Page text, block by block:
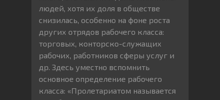
людей, хотя их доля в обществе
снизилась, особенно на фоне роста
других отрядов рабочего класса:
торговых, конторско-служащих
рабочих, работников сферы услуг и
др. Здесь уместно вспомнить
основное определение рабочего
класса: «Пролетариатом называется